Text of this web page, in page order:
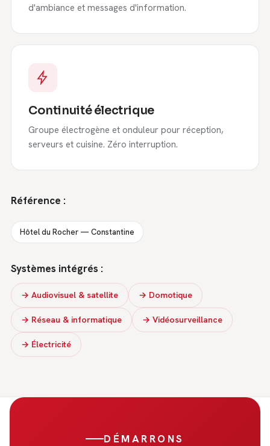
d'ambiance et messages d'information.
Continuité électrique
Groupe électrogène et onduleur pour réception,
serveurs et cuisine. Zéro interruption.
Référence :
Hôtel du Rocher — Constantine
Systèmes intégrés :
→ Audiovisuel & satellite → Domotique
→ Réseau & informatique → Vidéosurveillance
→ Électricité
DÉMARRONS